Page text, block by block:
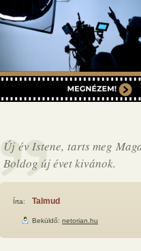
Új év Istene, tarts meg
Boldog új évet kivánok.
Írta: Talmud
Beküldő: netorian.hu